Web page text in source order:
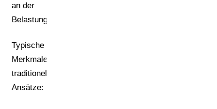
an der
Belastungsgrenze.
Typische
Merkmale
traditioneller
Ansätze: